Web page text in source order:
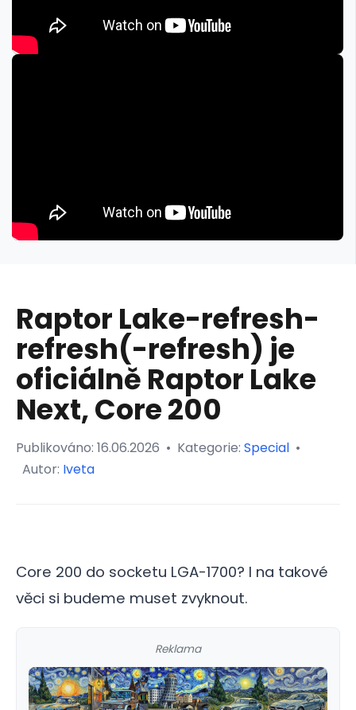
Raptor Lake-refresh-
refresh(-refresh) je
oficiálně Raptor Lake
Next, Core 200
Publikováno: 16.06.2026 • Kategorie: Special •
Autor: Iveta
Core 200 do socketu LGA-1700? I na takové
věci si budeme muset zvyknout.
Reklama